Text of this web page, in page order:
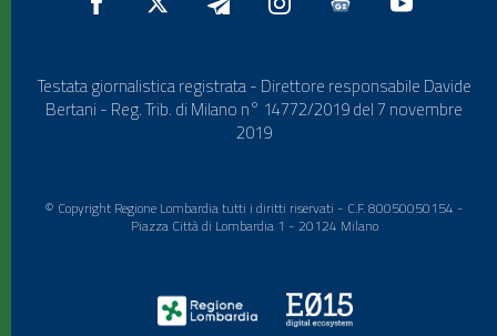
Testata giornalistica registrata - Direttore responsabile Davide
Bertani - Reg. Trib. di Milano n° 14772/2019 del 7 novembre
2019
© Copyright Regione Lombardia tutti i diritti riservati - C.F. 80050050154 -
Piazza Città di Lombardia 1 - 20124 Milano